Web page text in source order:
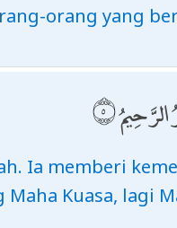
orang yang
Ia memberi
Kuasa, lagi